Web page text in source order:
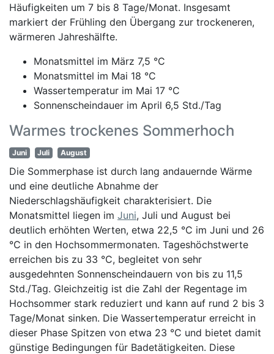
Häufigkeiten um 7 bis 8 Tage/Monat. Insgesamt
markiert der Frühling den Übergang zur trockeneren,
wärmeren Jahreshälfte.
Monatsmittel im März 7,5 °C
Monatsmittel im Mai 18 °C
Wassertemperatur im Mai 17 °C
Sonnenscheindauer im April 6,5 Std./Tag
Warmes trockenes Sommerhoch
Juni Juli August
Die Sommerphase ist durch lang andauernde Wärme
und eine deutliche Abnahme der
Niederschlagshäufigkeit charakterisiert. Die
Monatsmittel liegen im Juni, Juli und August bei
deutlich erhöhten Werten, etwa 22,5 °C im Juni und 26
°C in den Hochsommermonaten. Tageshöchstwerte
erreichen bis zu 33 °C, begleitet von sehr
ausgedehnten Sonnenscheindauern von bis zu 11,5
Std./Tag. Gleichzeitig ist die Zahl der Regentage im
Hochsommer stark reduziert und kann auf rund 2 bis 3
Tage/Monat sinken. Die Wassertemperatur erreicht in
dieser Phase Spitzen von etwa 23 °C und bietet damit
günstige Bedingungen für Badetätigkeiten. Diese